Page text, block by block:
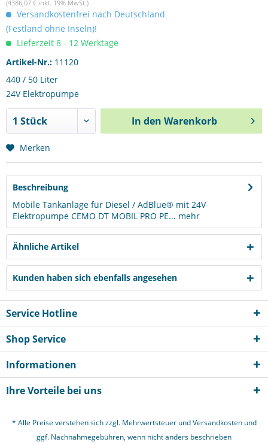
(4386,07 € inkl. 19% MwSt.)
Versandkostenfrei nach Deutschland
(Festland ohne Inseln)!
Lieferzeit 8 - 12 Werktage
Artikel-Nr.: 11120
440 / 50 Liter
24V Elektropumpe
In den Warenkorb
Merken
Beschreibung
Mobile Tankanlage für Diesel / AdBlue® mit 24V
Elektropumpe CEMO DT MOBIL PRO PE... mehr
Ähnliche Artikel
Kunden haben sich ebenfalls angesehen
Service Hotline
Shop Service
Informationen
Ihre Vorteile bei uns
* Alle Preise verstehen sich zzgl. Mehrwertsteuer undVersandkostenund
ggf. Nachnahmegebühren, wenn nicht anders beschrieben